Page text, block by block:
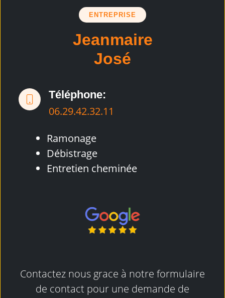
ENTREPRISE
Jeanmaire
José
Téléphone:
06.29.42.32.11
Ramonage
Débistrage
Entretien cheminée
Contactez nous grace à notre formulaire
de contact pour une demande de